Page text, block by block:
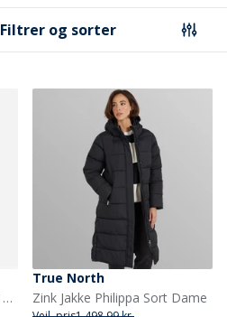
Filtrer og sorter
Celavi Børne Solid PU Basic Regntøj Sæt Havblå Oceanblue
True North
Zink Jakke Philippa Sort Dame